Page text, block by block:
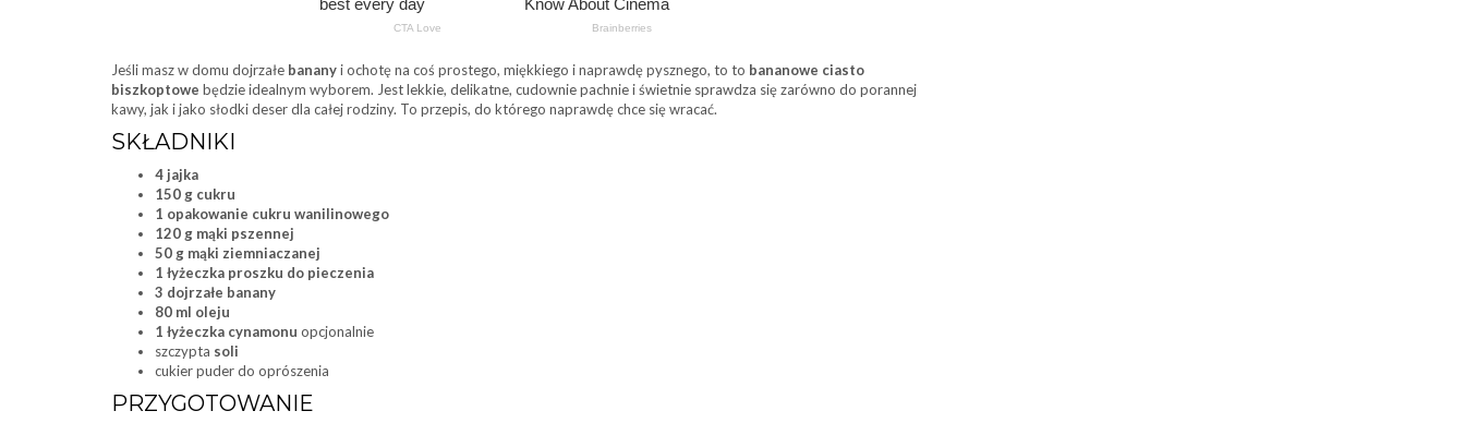
Jeśli masz w domu dojrzałe bananyi ochotę na coś prostego, miękkiego i naprawdę pysznego, to to bananowe ciasto
biszkoptowe będzie idealnym wyborem. Jest lekkie, delikatne, cudownie pachnie i świetnie sprawdza się zarówno do porannej
kawy, jak i jako słodki deser dla całej rodziny. To przepis, do którego naprawdę chce się wracać.
SKŁADNIKI
4 jajka
150 g cukru
1 opakowanie cukru wanilinowego
120 g mąki pszennej
50 g mąki ziemniaczanej
1 łyżeczka proszku do pieczenia
3 dojrzałe banany
80 ml oleju
1 łyżeczka cynamonu opcjonalnie
szczypta soli
cukier puder do oprószenia
PRZYGOTOWANIE